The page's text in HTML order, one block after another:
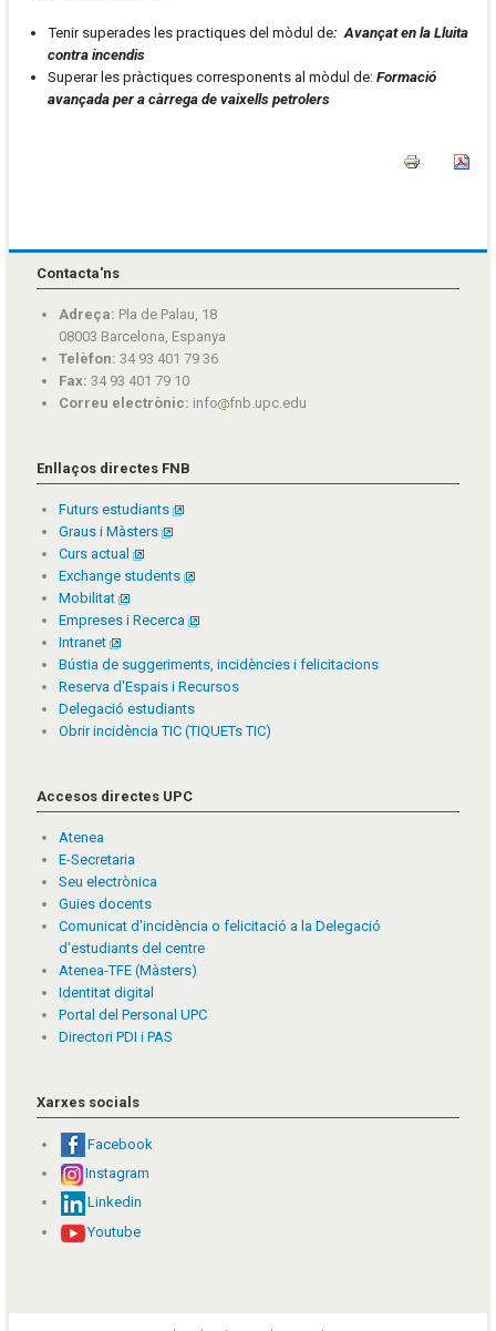
Tenir superades les practiques del mòdul de: Avançat en la Lluita
contra incendis
Superar les pràctiques corresponents al mòdul de: Formació
avançada per a càrrega de vaixells petrolers
Contacta'ns
Adreça: Pla de Palau, 18
08003 Barcelona, Espanya
Telèfon: 34 93 401 79 36
Fax: 34 93 401 79 10
Correu electrònic: info fnb.upc.edu
Enllaços directes FNB
Futurs estudiants
Graus i Màsters
Curs actual
Exchange students
Mobilitat
Empreses i Recerca
Intranet
Bústia de suggeriments, incidències i felicitacions
Reserva d'Espais i Recursos
Delegació estudiants
Obrir incidència TIC (TIQUETs TIC)
Accesos directes UPC
Atenea
E-Secretaria
Seu electrònica
Guies docents
Comunicat d'incidència o felicitació a la Delegació
d'estudiants del centre
Atenea-TFE (Màsters)
Identitat digital
Portal del Personal UPC
Directori PDI i PAS
Xarxes socials
Facebook
Instagram
Linkedin
Youtube